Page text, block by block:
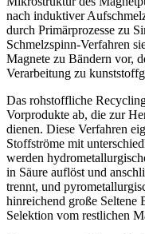
nach induktiver
durch Primärprozesse zu
Schmelzspinn-Verfahren
Magnete zu Bändern vor,
Verarbeitung zu
Das rohstoffliche
Vorprodukte ab, die zur
dienen. Diese Verfahren
Stoffströme mit
werden
in Säure auflöst und
trennt, und
hinreichend große Seltene
Selektion vom restlichen